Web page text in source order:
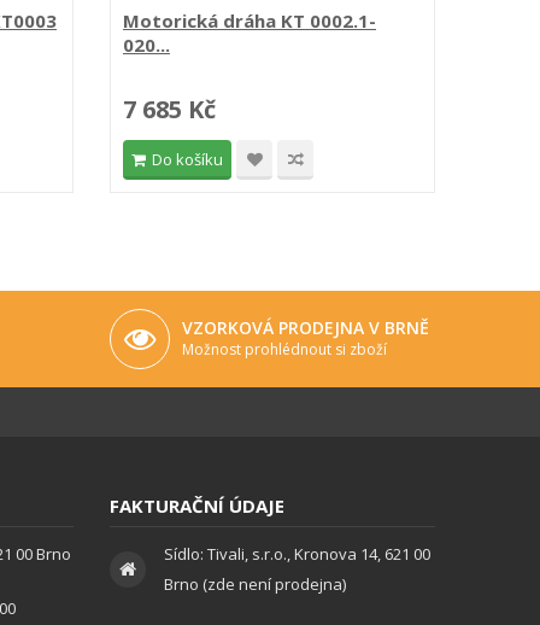
Motorická dráha KT 0002.1-
020...
7 685 Kč
Do košíku
VZORKOVÁ PRODEJNA V BRNĚ
Možnost prohlédnout si zboží
00 Brno
FAKTURAČNÍ ÚDAJE
Sídlo: Tivali, s.r.o., Kronova 14, 621 00
Brno (zde není prodejna)